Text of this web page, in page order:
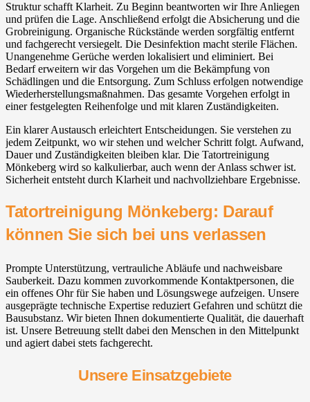
Struktur schafft Klarheit. Zu Beginn beantworten wir Ihre Anliegen
und prüfen die Lage. Anschließend erfolgt die Absicherung und die
Grobreinigung. Organische Rückstände werden sorgfältig entfernt
und fachgerecht versiegelt. Die Desinfektion macht sterile Flächen.
Unangenehme Gerüche werden lokalisiert und eliminiert. Bei
Bedarf erweitern wir das Vorgehen um die Bekämpfung von
Schädlingen und die Entsorgung. Zum Schluss erfolgen notwendige
Wiederherstellungsmaßnahmen. Das gesamte Vorgehen erfolgt in
einer festgelegten Reihenfolge und mit klaren Zuständigkeiten.
Ein klarer Austausch erleichtert Entscheidungen. Sie verstehen zu
jedem Zeitpunkt, wo wir stehen und welcher Schritt folgt. Aufwand,
Dauer und Zuständigkeiten bleiben klar. Die Tatortreinigung
Mönkeberg wird so kalkulierbar, auch wenn der Anlass schwer ist.
Sicherheit entsteht durch Klarheit und nachvollziehbare Ergebnisse.
Tatortreinigung Mönkeberg: Darauf
können Sie sich bei uns verlassen
Prompte Unterstützung, vertrauliche Abläufe und nachweisbare
Sauberkeit. Dazu kommen zuvorkommende Kontaktpersonen, die
ein offenes Ohr für Sie haben und Lösungswege aufzeigen. Unsere
ausgeprägte technische Expertise reduziert Gefahren und schützt die
Bausubstanz. Wir bieten Ihnen dokumentierte Qualität, die dauerhaft
ist. Unsere Betreuung stellt dabei den Menschen in den Mittelpunkt
und agiert dabei stets fachgerecht.
Unsere Einsatzgebiete